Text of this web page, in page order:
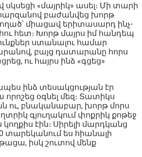
սկսեցի «մայրիկ» ասել։ Մի տարի
բաժանվեց խորթ
միացավ երիտասարդ ինչ-
հետ։ Խորթ մայրս իմ հանդեպ
ստանալու համար
բայց դատարանը հորս
ու հայրս ինձ «գցեց»
ինձ տեսակցության էր
որոշեց օգնել մեզ։ Տատիկս
ու, բնականաբար, խորթ մորս
գյուղակում փոքրիկ քոթեջ
կողքիս էին։ Սիրելի մարդկանց
տարեկանում ես հիանալի
իսկ շուտով մենք